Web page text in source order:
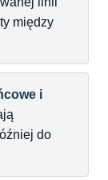
między
i
do